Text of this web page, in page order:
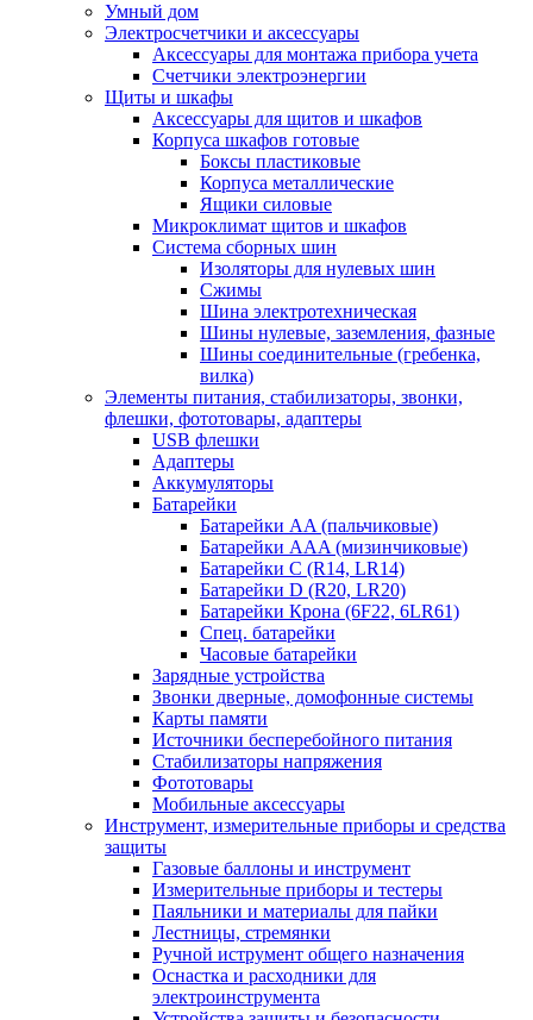
Умный дом
Электросчетчики и аксессуары
Аксессуары для монтажа прибора учета
Счетчики электроэнергии
Щиты и шкафы
Аксессуары для щитов и шкафов
Корпуса шкафов готовые
Боксы пластиковые
Корпуса металлические
Ящики силовые
Микроклимат щитов и шкафов
Система сборных шин
Изоляторы для нулевых шин
Сжимы
Шина электротехническая
Шины нулевые, заземления, фазные
Шины соединительные (гребенка,
вилка)
Элементы питания, стабилизаторы, звонки,
флешки, фототовары, адаптеры
USB флешки
Адаптеры
Аккумуляторы
Батарейки
Батарейки AA (пальчиковые)
Батарейки AAA (мизинчиковые)
Батарейки C (R14, LR14)
Батарейки D (R20, LR20)
Батарейки Крона (6F22, 6LR61)
Спец. батарейки
Часовые батарейки
Зарядные устройства
Звонки дверные, домофонные системы
Карты памяти
Источники бесперебойного питания
Стабилизаторы напряжения
Фототовары
Мобильные аксессуары
Инструмент, измерительные приборы и средства
защиты
Газовые баллоны и инструмент
Измерительные приборы и тестеры
Паяльники и материалы для пайки
Лестницы, стремянки
Ручной иструмент общего назначения
Оснастка и расходники для
электроинструмента